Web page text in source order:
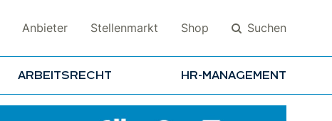
Anbieter Stellenmarkt Shop Suchen
ARBEITSRECHT HR-MANAGEMENT